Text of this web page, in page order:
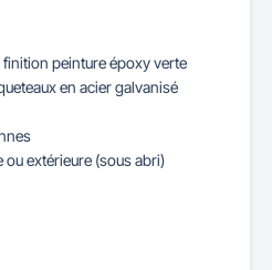
peinture époxy verte
en acier galvanisé
extérieure (sous abri)